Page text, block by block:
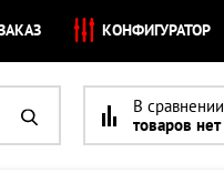
КОНФИГУРАТОР
В сравнении
товаров нет